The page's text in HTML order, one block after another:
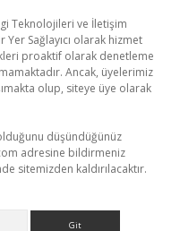
Teknolojileri ve İletişim
Yer Sağlayıcı olarak hizmet
proaktif olarak denetleme
Ancak, üyelerimiz
olup, siteye üye olarak
düşündüğünüz
adresine bildirmeniz
sitemizden kaldırılacaktır.